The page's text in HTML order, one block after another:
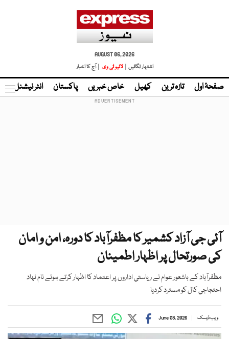
AUGUST 06, 2026
اشتہار لگائیں |
لائیو ٹی وی | آج کا اخبار
صفحۂ اول تازہ ترین کھیل خاص خبریں پاکستان انٹر نیشنل
آئی جی آزاد کشمیر کا مظفرآباد کا دورہ، امن و امان
کی صورتحال پر اظہار اطمینان
مظفرآباد کے باشعور عوام نے ریاستی اداروں پر اعتماد کا اظہار کرتے ہوئے نام نہاد
احتجاجی کال کو مسترد کردیا
ویب ڈیسک June 08, 2026